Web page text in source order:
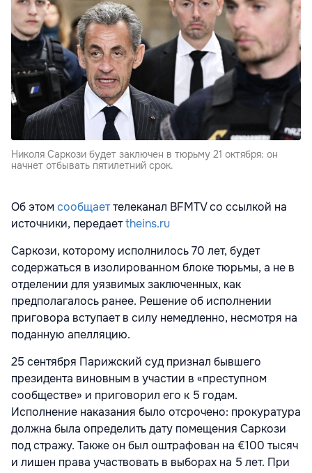
Николя Саркози будет заключен в тюрьму 21 октября: он
начнет отбывать пятилетний срок.
Об этомсообщаеттелеканал BFMTV со ссылкой на
источники, передаетtheins.ru
Саркози, которому исполнилось 70 лет, будет
содержаться в изолированном блоке тюрьмы, а не в
отделении для уязвимых заключенных, как
предполагалось ранее. Решение об исполнении
приговора вступает в силу немедленно, несмотря на
поданную апелляцию.
25 сентября Парижский суд признал бывшего
президента виновным в участии в «преступном
сообществе» и приговорил его к 5 годам.
Исполнение наказания было отсрочено: прокуратура
должна была определить дату помещения Саркози
под стражу. Также он был оштрафован на €100 тысяч
и лишен права участвовать в выборах на 5 лет. При